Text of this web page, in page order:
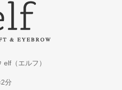
（エルフ）
分